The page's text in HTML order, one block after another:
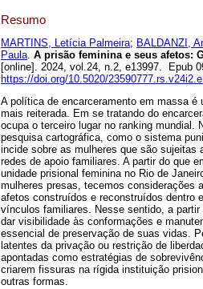
Resumo
MARTINS, Letícia Palmeira; BALDANZI,
Paula. A prisão feminina e seus afetos:
[online]. 2024, vol.24, n.2, e13997. Epub
https://doi.org/10.5020/
A política de encarceramento em massa é
mais reiterada. Em se tratando do
ocupa o terceiro lugar no ranking mundial.
pesquisa cartográfica, como o sistema
incide sobre as mulheres que são sujeitas
redes de apoio familiares. A partir do que
unidade prisional feminina no Rio de
mulheres presas, tecemos considerações
afetos construídos e reconstruídos dentro
vínculos familiares. Nesse sentido, a
dar visibilidade às conformações e
essencial de preservação de suas vidas.
latentes da privação ou restrição de
apontadas como estratégias de
criarem fissuras na rígida instituição
outras formas.